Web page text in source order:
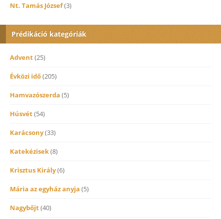
Nt. Tamás József(3)
Prédikáció kategóriák
Advent(25)
Évközi idő(205)
Hamvazószerda (5)
Húsvét(54)
Karácsony(33)
Katekézisek(8)
Krisztus Király(6)
Mária az egyház anyja (5)
Nagybőjt(40)